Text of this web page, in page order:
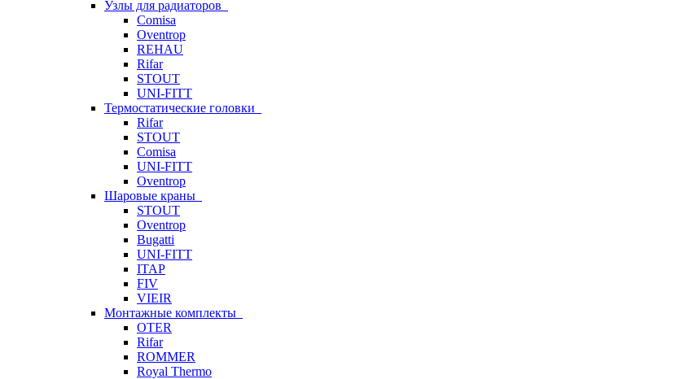
Узлы для радиаторов
Comisa
Oventrop
REHAU
Rifar
STOUT
UNI-FITT
Термостатические головки
Rifar
STOUT
Comisa
UNI-FITT
Oventrop
Шаровые краны
STOUT
Oventrop
Bugatti
UNI-FITT
ITAP
FIV
VIEIR
Монтажные комплекты
OTER
Rifar
ROMMER
Royal Thermo